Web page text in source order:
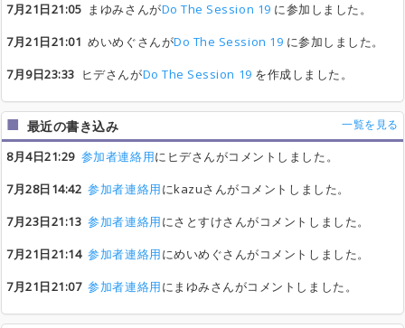
7月21日21:05 まゆみさんがDo The Session 19 に参加しました。
7月21日21:01 めいめぐさんがDo The Session 19 に参加しました。
7月9日23:33 ヒデさんがDo The Session 19 を作成しました。
最近の書き込み 一覧を見る
8月4日21:29 参加者連絡用にヒデさんがコメントしました。
7月28日14:42 参加者連絡用にkazuさんがコメントしました。
7月23日21:13 参加者連絡用にさとすけさんがコメントしました。
7月21日21:14 参加者連絡用にめいめぐさんがコメントしました。
7月21日21:07 参加者連絡用にまゆみさんがコメントしました。